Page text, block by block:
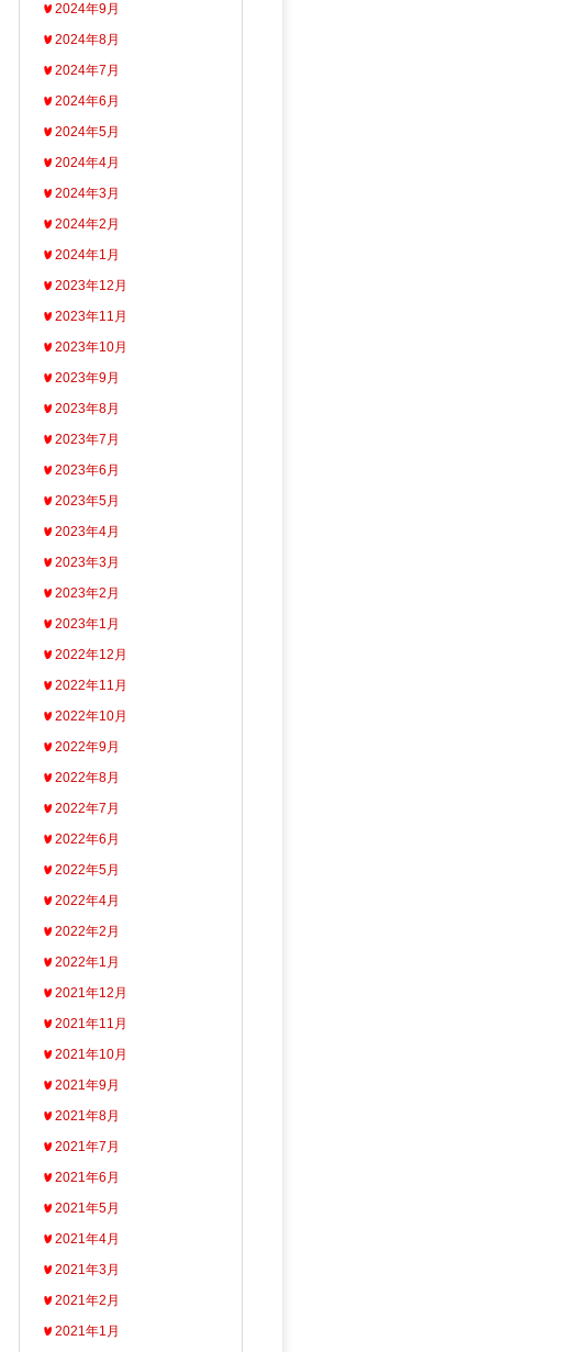
2024年9月
2024年8月
2024年7月
2024年6月
2024年5月
2024年4月
2024年3月
2024年2月
2024年1月
2023年12月
2023年11月
2023年10月
2023年9月
2023年8月
2023年7月
2023年6月
2023年5月
2023年4月
2023年3月
2023年2月
2023年1月
2022年12月
2022年11月
2022年10月
2022年9月
2022年8月
2022年7月
2022年6月
2022年5月
2022年4月
2022年2月
2022年1月
2021年12月
2021年11月
2021年10月
2021年9月
2021年8月
2021年7月
2021年6月
2021年5月
2021年4月
2021年3月
2021年2月
2021年1月